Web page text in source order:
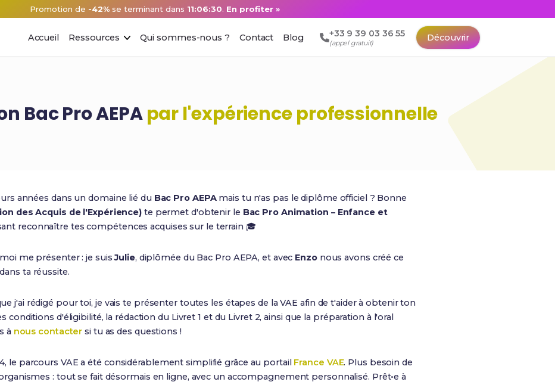
Promotion de -42% se terminant dans 11:06:29. En profiter »
Accueil Ressources Qui sommes-nous ? Contact Blog +33 9 39 03 36 55
(appel gratuit)
Découvrir
Bac Pro AEPApar l'expérience professionnelle
années dans un domaine lié du Bac Pro AEPAmais tu n'as pas le diplôme officiel ? Bonne
des Acquis de l'Expérience) te permet d'obtenir le Bac Pro Animation – Enfance et
reconnaître tes compétences acquises sur le terrain 🎓
me présenter : je suisJulie, diplômée du Bac Pro AEPA, et avec Enzonous avons créé ce
ta réussite.
j'ai rédigé pour toi, je vais te présenter toutes les étapes de la VAE afin de t'aider à obtenir ton
conditions d'éligibilité, la rédaction du Livret 1 et du Livret 2, ainsi que la préparation à l'oral
à nous contacter si tu as des questions !
le parcours VAE a été considérablement simplifié grâce au portail France VAE. Plus besoin de
: tout se fait désormais en ligne, avec un accompagnement personnalisé. Prêt•e à